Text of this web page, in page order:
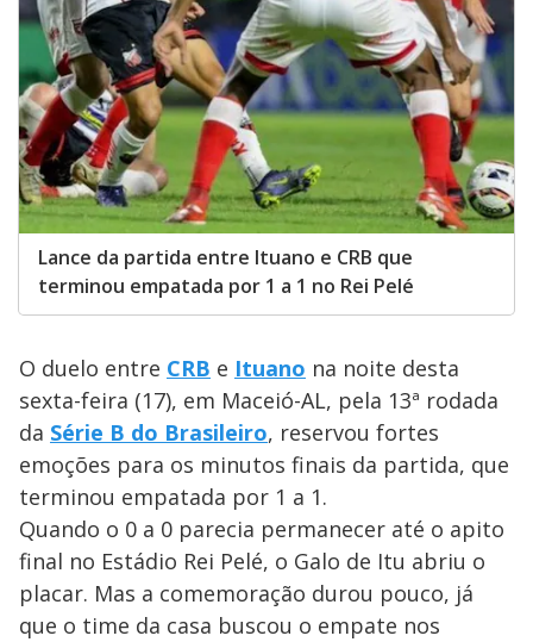
Lance da partida entre Ituano e CRB que
terminou empatada por 1 a 1 no Rei Pelé
O duelo entre CRB e Ituano na noite desta
sexta-feira (17), em Maceió-AL, pela 13ª rodada
da Série B do Brasileiro, reservou fortes
emoções para os minutos finais da partida, que
terminou empatada por 1 a 1.
Quando o 0 a 0 parecia permanecer até o apito
final no Estádio Rei Pelé, o Galo de Itu abriu o
placar. Mas a comemoração durou pouco, já
que o time da casa buscou o empate nos